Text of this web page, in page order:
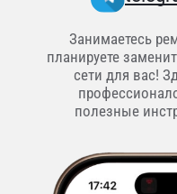
Занимаетесь
планируете
сети для вас!
полезные